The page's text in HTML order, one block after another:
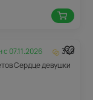
с 07.11.2026
339
Сердце девушки